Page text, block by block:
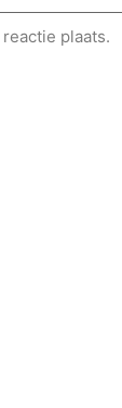
plaats.